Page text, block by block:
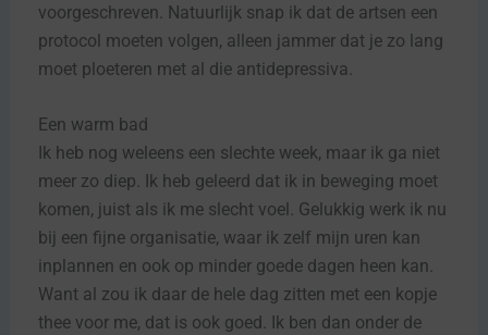
voorgeschreven. Natuurlijk snap ik dat de artsen een
protocol moeten volgen, alleen jammer dat je zo lang
moet ploeteren met al die antidepressiva.
Een warm bad
Ik heb nog weleens een slechte week, maar ik ga niet
meer zo diep. Ik heb geleerd dat ik in beweging moet
komen, juist als ik me slecht voel. Gelukkig werk ik nu
bij een fijne organisatie, waar ik zelf mijn uren kan
inplannen en ook op minder goede dagen heen kan.
Want al zou ik daar de hele dag zitten met een kopje
thee voor me, dat is ook goed. Ik ben dan onder de